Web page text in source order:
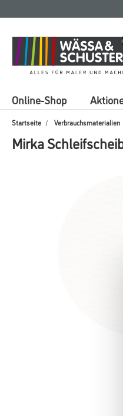
springen
springen
Online-Shop
Startseite Verbrauchsmaterialien
Mirka